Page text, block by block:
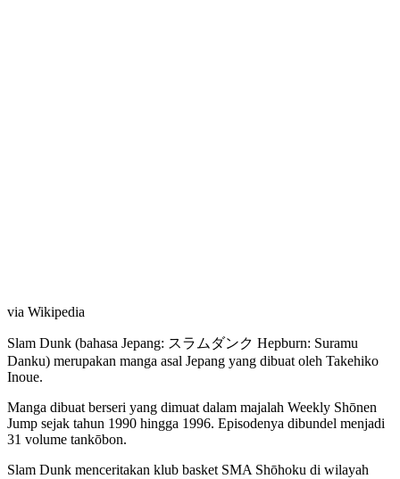
via Wikipedia
Slam Dunk (bahasa Jepang: スラムダンク Hepburn: Suramu
Danku) merupakan manga asal Jepang yang dibuat oleh Takehiko
Inoue.
Manga dibuat berseri yang dimuat dalam majalah Weekly Shōnen
Jump sejak tahun 1990 hingga 1996. Episodenya dibundel menjadi
31 volume tankōbon.
Slam Dunk menceritakan klub basket SMA Shōhoku di wilayah